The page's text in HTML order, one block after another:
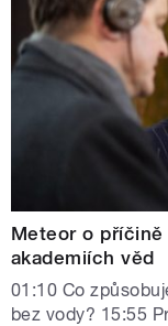
Meteor o
akademiích věd
01:10 Co
bez vody? 15:55